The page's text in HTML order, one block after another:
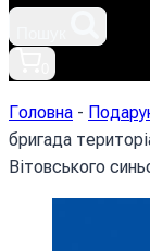
Головна -
бригада
Вітовського